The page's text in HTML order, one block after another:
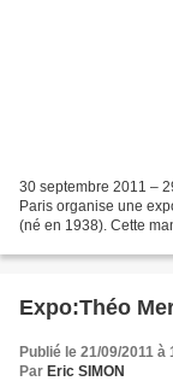
30 septembre 2011 –
Paris organise une
(né en 1938). Cette
Expo:Théo
Publié le 21/09/2011 à
Par Eric SIMON